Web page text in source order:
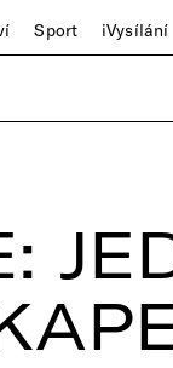
Sport iVysílání